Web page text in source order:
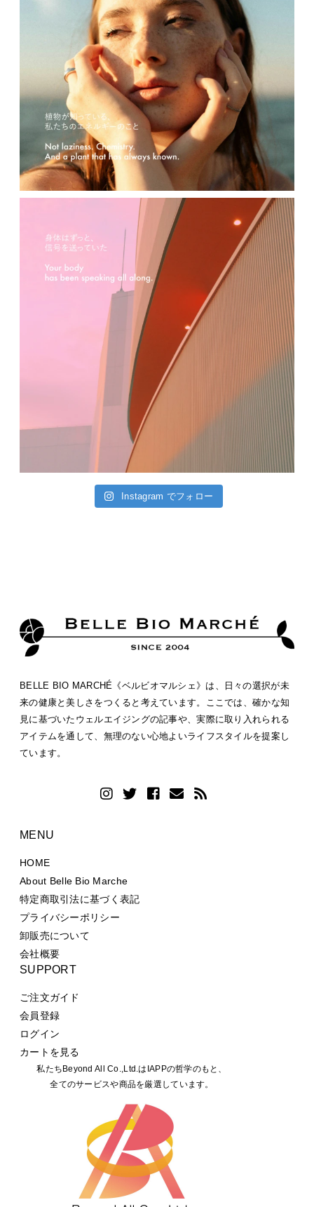
Instagram でフォロー
BELLE BIO MARCHÉ《ベルビオマルシェ》は、日々の選択が未
来の健康と美しさをつくると考えています。ここでは、確かな知
見に基づいたウェルエイジングの記事や、実際に取り入れられる
アイテムを通して、無理のない心地よいライフスタイルを提案し
ています。
MENU
HOME
About Belle Bio Marche
特定商取引法に基づく表記
プライバシーポリシー
卸販売について
会社概要
SUPPORT
ご注文ガイド
会員登録
ログイン
カートを見る
私たちBeyond All Co.,Ltd.はIAPPの哲学のもと、
全てのサービスや商品を厳選しています。